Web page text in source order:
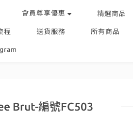
會員尊享優惠 精選商品
程 送貨服務 所有商品
Brut-編號FC503